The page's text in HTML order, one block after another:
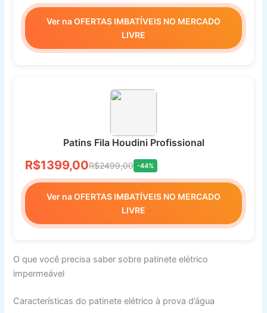
Ver na OFERTAS IMBATÍVEIS NO MERCADO
LIVRE
Patins Fila Houdini Profissional
R$1399,00R$2499,00 -44%
Ver na OFERTAS IMBATÍVEIS NO MERCADO
LIVRE
O que você precisa saber sobre patinete elétrico
impermeável
Características do patinete elétrico à prova d’água